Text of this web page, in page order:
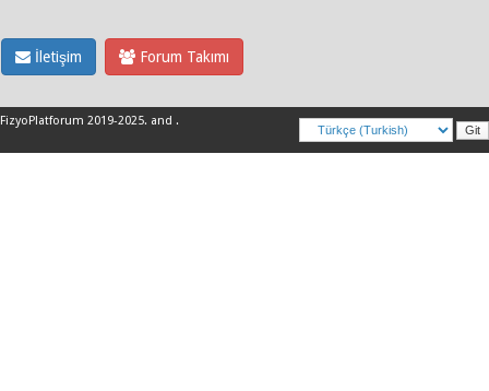
İletişim Forum Takımı
FizyoPlatforum 2019-2025. and .